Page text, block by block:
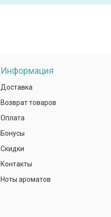
Информация
Доставка
Возврат товаров
Оплата
Бонусы
Скидки
Контакты
Ноты ароматов